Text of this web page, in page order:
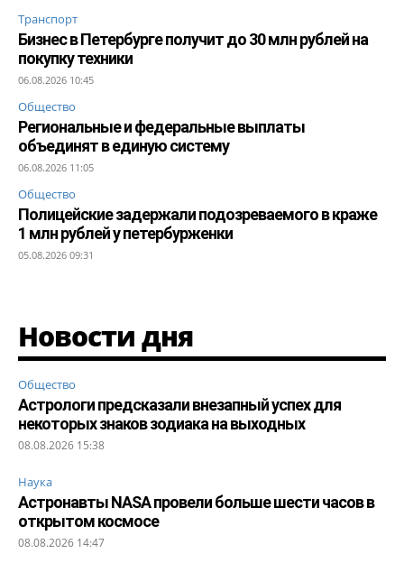
Транспорт
Бизнес в Петербурге получит до 30 млн рублей на
покупку техники
06.08.2026 10:45
Общество
Региональные и федеральные выплаты
объединят в единую систему
06.08.2026 11:05
Общество
Полицейские задержали подозреваемого в краже
1 млн рублей у петербурженки
05.08.2026 09:31
Новости дня
Общество
Астрологи предсказали внезапный успех для
некоторых знаков зодиака на выходных
08.08.2026 15:38
Наука
Астронавты NASA провели больше шести часов в
открытом космосе
08.08.2026 14:47